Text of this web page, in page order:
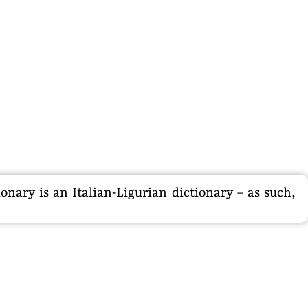
is an Italian-Ligurian dictionary – as such,